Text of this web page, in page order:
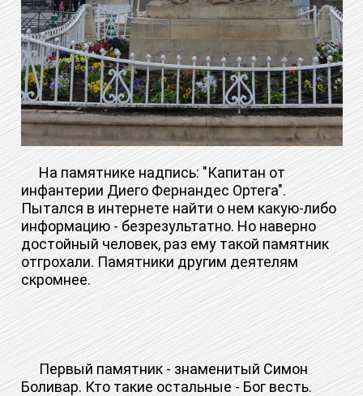
На памятнике надпись: "Капитан от
инфантерии Диего Фернандес Ортега".
Пытался в интернете найти о нем какую-либо
информацию - безрезультатно. Но наверно
достойный человек, раз ему такой памятник
отгрохали. Памятники другим деятелям
скромнее.
Первый памятник - знаменитый Симон
Боливар. Кто такие остальные - Бог весть.